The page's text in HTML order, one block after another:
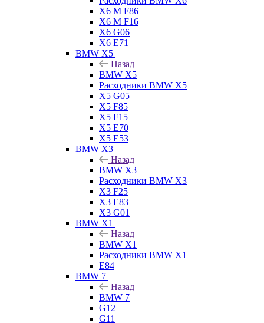
X6 M F86
X6 M F16
X6 G06
X6 E71
BMW X5
Назад
BMW X5
Расходники BMW X5
X5 G05
X5 F85
X5 F15
X5 E70
X5 E53
BMW X3
Назад
BMW X3
Расходники BMW X3
X3 F25
X3 E83
X3 G01
BMW X1
Назад
BMW X1
Расходники BMW X1
E84
BMW 7
Назад
BMW 7
G12
G11